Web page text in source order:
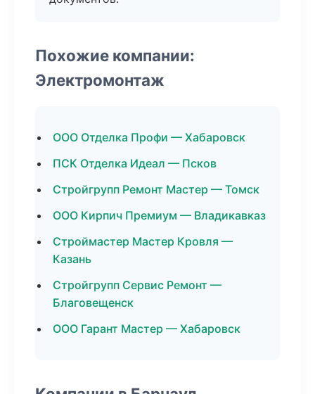
Похожие компании:
Электромонтаж
ООО Отделка Профи — Хабаровск
ПСК Отделка Идеал — Псков
Стройгрупп Ремонт Мастер — Томск
ООО Кирпич Премиум — Владикавказ
Строймастер Мастер Кровля —
Казань
Стройгрупп Сервис Ремонт —
Благовещенск
ООО Гарант Мастер — Хабаровск